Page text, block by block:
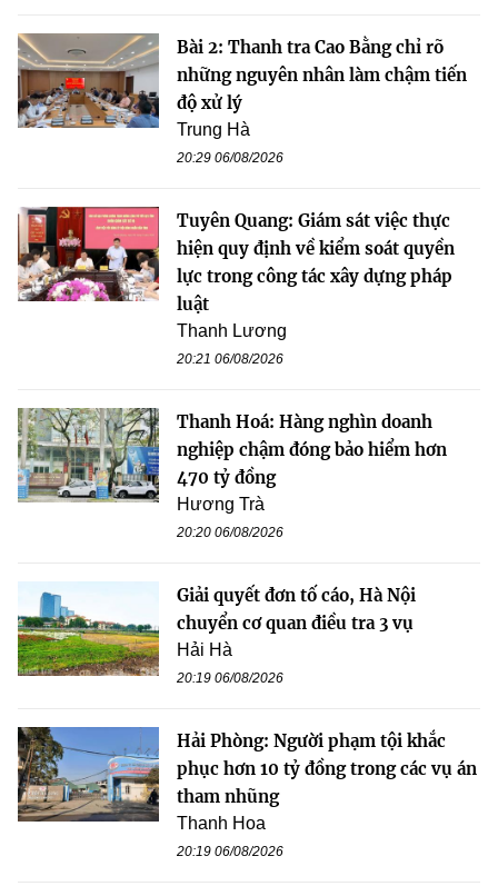
Bài 2: Thanh tra Cao Bằng chỉ rõ
những nguyên nhân làm chậm tiến
độ xử lý
Trung Hà
20:29 06/08/2026
Tuyên Quang: Giám sát việc thực
hiện quy định về kiểm soát quyền
lực trong công tác xây dựng pháp
luật
Thanh Lương
20:21 06/08/2026
Thanh Hoá: Hàng nghìn doanh
nghiệp chậm đóng bảo hiểm hơn
470 tỷ đồng
Hương Trà
20:20 06/08/2026
Giải quyết đơn tố cáo, Hà Nội
chuyển cơ quan điều tra 3 vụ
Hải Hà
20:19 06/08/2026
Hải Phòng: Người phạm tội khắc
phục hơn 10 tỷ đồng trong các vụ án
tham nhũng
Thanh Hoa
20:19 06/08/2026